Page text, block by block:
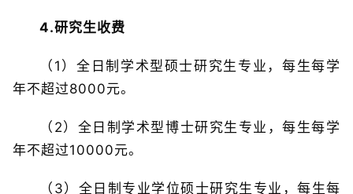
4.研究生收费
（1）全日制学术型硕士研究生专业，每生每学
年不超过8000元。
（2）全日制学术型博士研究生专业，每生每学
年不超过10000元。
（3）全日制专业学位硕士研究生专业，每生每